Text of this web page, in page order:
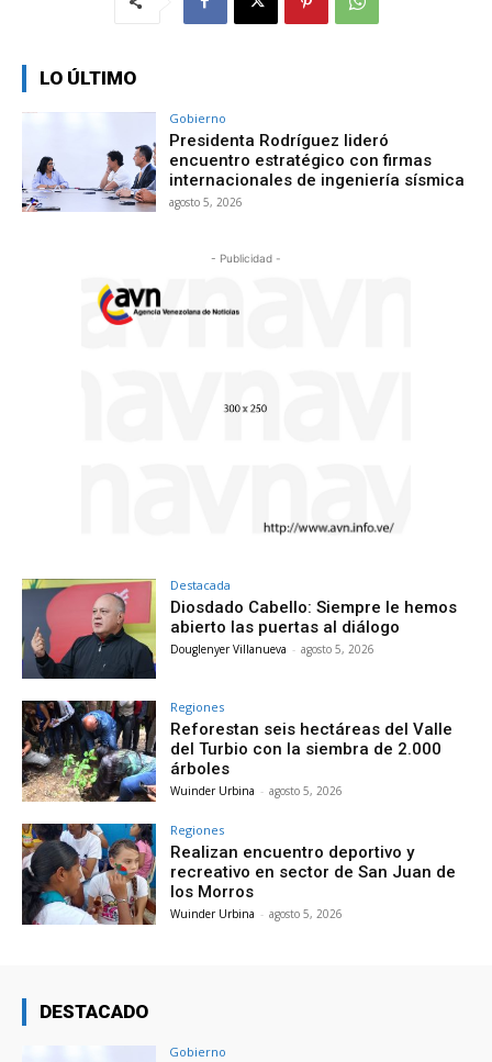
LO ÚLTIMO
Gobierno
Presidenta Rodríguez lideró
encuentro estratégico con firmas
internacionales de ingeniería sísmica
agosto 5, 2026
- Publicidad -
Destacada
Diosdado Cabello: Siempre le hemos
abierto las puertas al diálogo
Douglenyer Villanueva - agosto 5, 2026
Regiones
Reforestan seis hectáreas del Valle
del Turbio con la siembra de 2.000
árboles
Wuinder Urbina - agosto 5, 2026
Regiones
Realizan encuentro deportivo y
recreativo en sector de San Juan de
los Morros
Wuinder Urbina - agosto 5, 2026
DESTACADO
Gobierno